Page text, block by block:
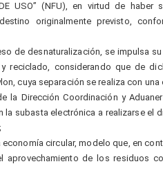
USO” (NFU), en virtud de
originalmente previsto,
de desnaturalización, se impulsa
reciclado, considerando que de
cuya separación se realiza con una
la Dirección Coordinación y
subasta electrónica a realizarse el
circular, modelo que, en
de los residuos